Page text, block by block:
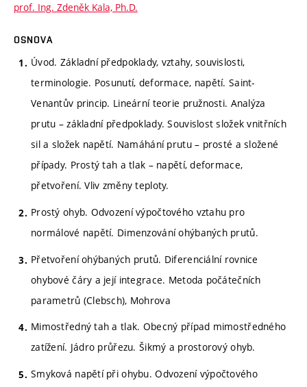
prof. Ing. Zdeněk Kala, Ph.D.
OSNOVA
Úvod. Základní předpoklady, vztahy, souvislosti,
terminologie. Posunutí, deformace, napětí. Saint-
Venantův princip. Lineární teorie pružnosti. Analýza
prutu – základní předpoklady. Souvislost složek vnitřních
sil a složek napětí. Namáhání prutu – prosté a složené
případy. Prostý tah a tlak – napětí, deformace,
přetvoření. Vliv změny teploty.
Prostý ohyb. Odvození výpočtového vztahu pro
normálové napětí. Dimenzování ohýbaných prutů.
Přetvoření ohýbaných prutů. Diferenciální rovnice
ohybové čáry a její integrace. Metoda počátečních
parametrů (Clebsch), Mohrova
Mimostředný tah a tlak. Obecný případ mimostředného
zatížení. Jádro průřezu. Šikmý a prostorový ohyb.
Smyková napětí při ohybu. Odvození výpočtového